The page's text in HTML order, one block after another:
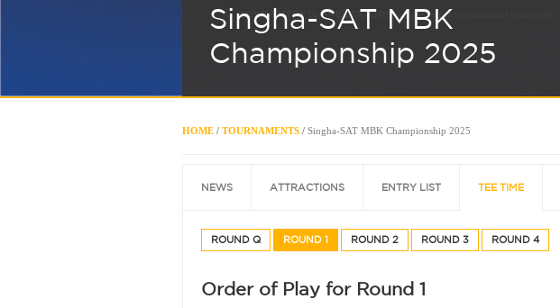
Singha-SAT MBK
Championship 2025
HOME / TOURNAMENTS / Singha-SAT MBK Championship 2025
NEWS ATTRACTIONS ENTRY LIST TEE TIME
ROUND Q ROUND 1 ROUND 2 ROUND 3 ROUND 4
Order of Play for Round 1